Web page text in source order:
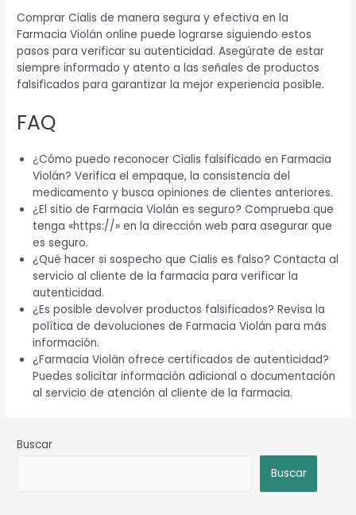
Comprar Cialis de manera segura y efectiva en la
Farmacia Violán online puede lograrse siguiendo estos
pasos para verificar su autenticidad. Asegúrate de estar
siempre informado y atento a las señales de productos
falsificados para garantizar la mejor experiencia posible.
FAQ
¿Cómo puedo reconocer Cialis falsificado en Farmacia
Violán? Verifica el empaque, la consistencia del
medicamento y busca opiniones de clientes anteriores.
¿El sitio de Farmacia Violán es seguro? Comprueba que
tenga «https://» en la dirección web para asegurar que
es seguro.
¿Qué hacer si sospecho que Cialis es falso? Contacta al
servicio al cliente de la farmacia para verificar la
autenticidad.
¿Es posible devolver productos falsificados? Revisa la
política de devoluciones de Farmacia Violán para más
información.
¿Farmacia Violán ofrece certificados de autenticidad?
Puedes solicitar información adicional o documentación
al servicio de atención al cliente de la farmacia.
Buscar
Buscar